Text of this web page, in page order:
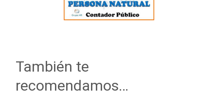
También te
recomendamos…